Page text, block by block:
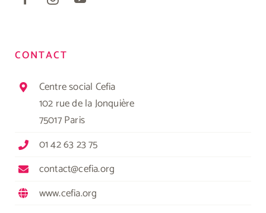
CONTACT
Centre social Cefia
102 rue de la Jonquière
75017 Paris
01 42 63 23 75
contact@cefia.org
www.cefia.org